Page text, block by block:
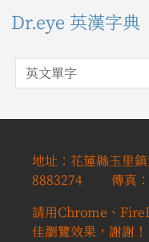
Dr.eye 英漢字典
英文單字
地址：花蓮縣玉里
8883274 傳真：
請用Chrome、
佳瀏覽效果，謝謝！